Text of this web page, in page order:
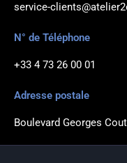
service-
N° de Téléphone
+33 4 73 26 00 01
Adresse postale
Boulevard Georges